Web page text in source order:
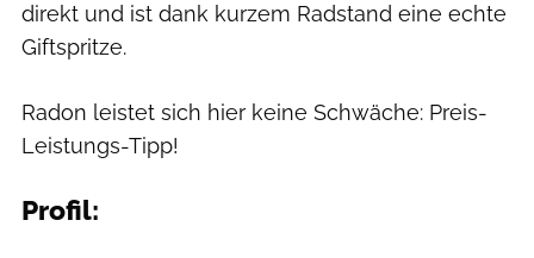
direkt und ist dank kurzem Radstand eine echte
Giftspritze.
Radon leistet sich hier keine Schwäche: Preis-
Leistungs-Tipp!
Profil: